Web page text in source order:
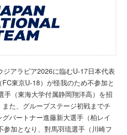
アラビア2026に臨むU-17日本代表
東京U-18）が怪我のため不参加と
手（東海大学付属静岡翔洋高）を招
た、グループステージ初戦までチ
パートナー進藤新大選手（柏レイ
参加となり、對馬羽琉選手（川崎フ